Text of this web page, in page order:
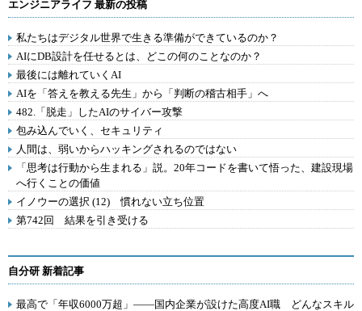
エンジニアライフ 最新の投稿
私たちはデジタル世界で生きる準備ができているのか？
AIにDB設計を任せるとは、どこの何のことなのか？
最後には離れていくAI
AIを「答えを教える先生」から「判断の稽古相手」へ
482.「脱走」したAIのサイバー攻撃
包み込んでいく、セキュリティ
人間は、弱いからハッキングされるのではない
「思考は行動から生まれる」説。20年コードを書いて悟った、建設現場
へ行くことの価値
イノウーの選択 (12) 慣れない立ち位置
第742回 結果を引き受ける
自分研 新着記事
最高で「年収6000万超」――国内企業が設けた高度AI職 どんなスキル